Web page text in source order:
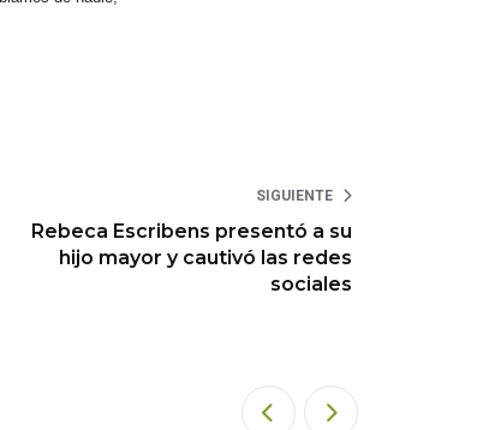
SIGUIENTE
Rebeca Escribens presentó a su
hijo mayor y cautivó las redes
sociales